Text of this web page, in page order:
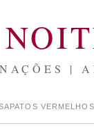
|
VERMELHOS